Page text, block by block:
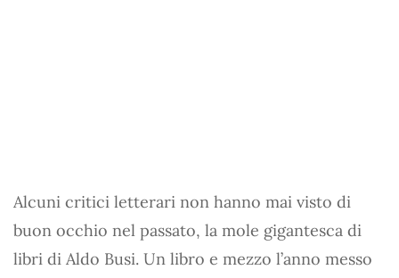
Alcuni critici letterari non hanno mai visto di
buon occhio nel passato, la mole gigantesca di
libri di Aldo Busi. Un libro e mezzo l’anno messo